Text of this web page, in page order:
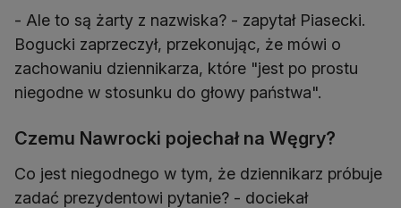
- Ale to są żarty z nazwiska? - zapytał Piasecki.
Bogucki zaprzeczył, przekonując, że mówi o
zachowaniu dziennikarza, które "jest po prostu
niegodne w stosunku do głowy państwa".
Czemu Nawrocki pojechał na Węgry?
Co jest niegodnego w tym, że dziennikarz próbuje
zadać prezydentowi pytanie? - dociekał